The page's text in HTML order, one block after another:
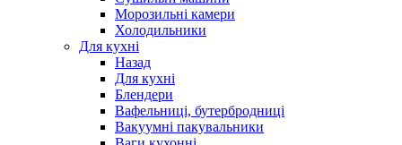
Морозильні камери
Холодильники
Для кухні
Назад
Для кухні
Блендери
Вафельниці, бутербродниці
Вакуумні пакувальники